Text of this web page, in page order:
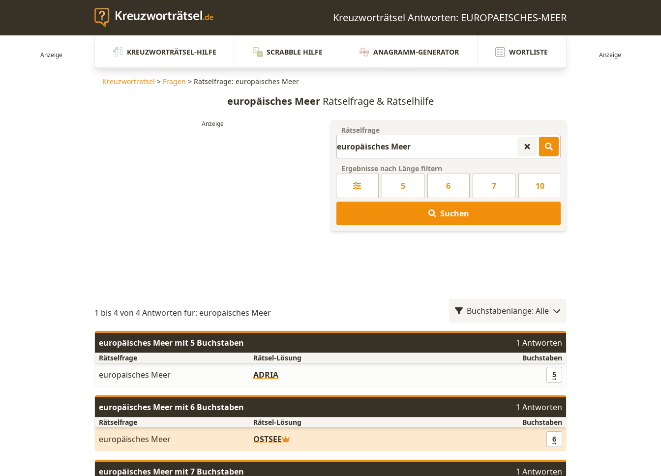
Kreuzworträtsel Antworten: EUROPAEISCHES-MEER
KREUZWORTRÄTSEL-HILFE SCRABBLE HILFE ANAGRAMM-GENERATOR WORTLISTE
Kreuzworträtsel > Fragen > Rätselfrage: europäisches Meer
europäisches Meer Rätselfrage & Rätselhilfe
Rätselfrage
Ergebnisse nach Länge filtern
5 6 7 10
Suchen
1 bis 4 von 4 Antworten für: europäisches Meer Buchstabenlänge: Alle
europäisches Meer mit 5 Buchstaben 1 Antworten
Rätselfrage Rätsel-Lösung Buchstaben
europäisches Meer ADRIA 5
europäisches Meer mit 6 Buchstaben 1 Antworten
Rätselfrage Rätsel-Lösung Buchstaben
europäisches Meer OSTSEE 6
europäisches Meer mit 7 Buchstaben 1 Antworten